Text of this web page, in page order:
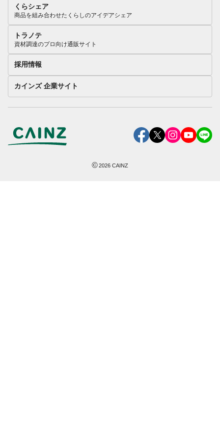
くらシェア
商品を組み合わせたくらしのアイデアシェア
トラノテ
資材調達のプロ向け通販サイト
採用情報
カインズ 企業サイト
©2026 CAINZ